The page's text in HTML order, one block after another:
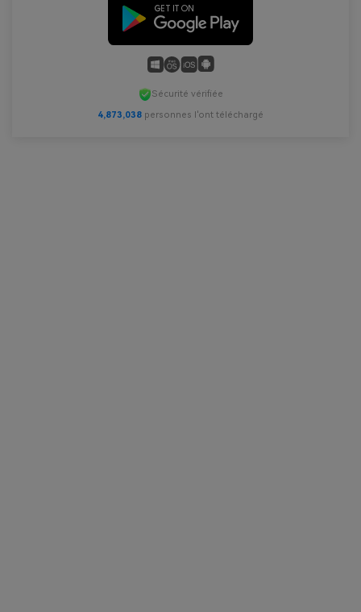
Sécurité vérifiée
4,873,039 personnes l'ont téléchargé